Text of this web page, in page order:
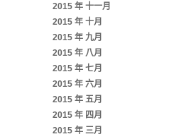
2015 年 十一月
2015 年 十月
2015 年 九月
2015 年 八月
2015 年 七月
2015 年 六月
2015 年 五月
2015 年 四月
2015 年 三月